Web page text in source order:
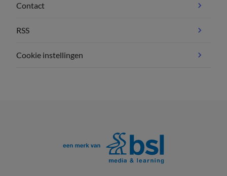
Contact
RSS
Cookie instellingen